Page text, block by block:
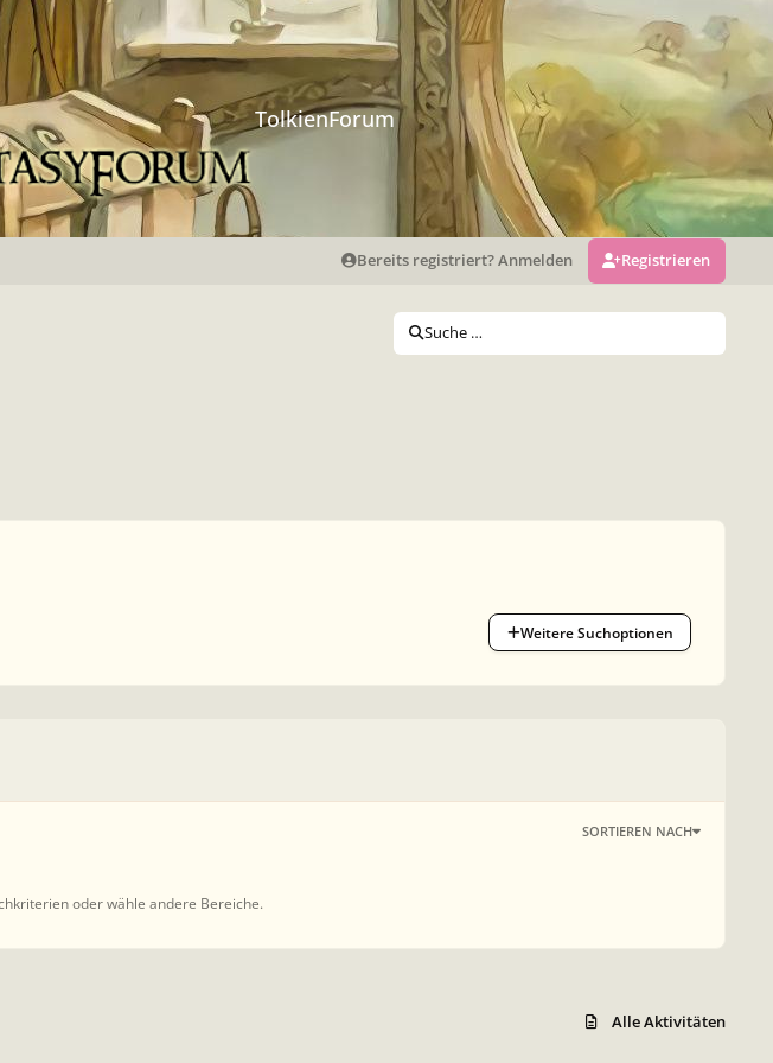
TolkienForum
Bereits registriert? Anmelden Registrieren
Suche …
Weitere Suchoptionen
SORTIEREN NACH
oder wähle andere Bereiche.
Alle Aktivitäten